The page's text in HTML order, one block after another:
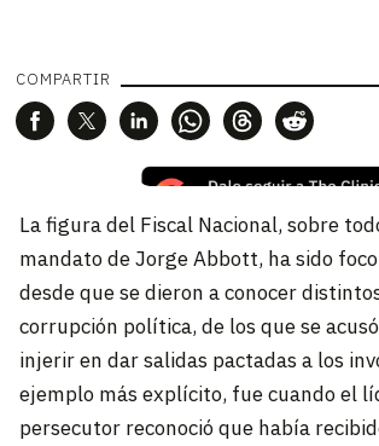
COMPARTIR
La figura del Fiscal Nacional, sobre
mandato de Jorge Abbott, ha sido
desde que se dieron a conocer
corrupción política, de los que se
injerir en dar salidas pactadas a los
ejemplo más explícito, fue cuando el
persecutor reconoció que había